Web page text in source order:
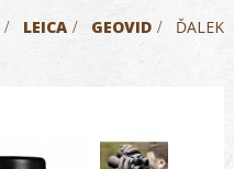
> LEICA > GEOVID >
ĎALEK